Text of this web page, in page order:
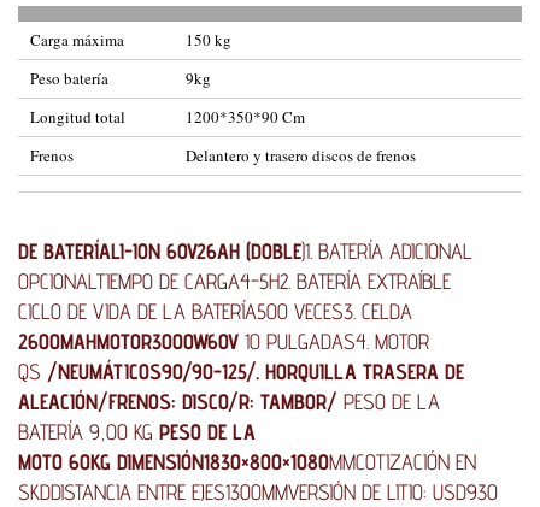
Carga máxima
150 kg
Peso batería
9kg
Longitud total
1200*350*90 Cm
Frenos
Delantero y trasero discos de frenos
DE BATERÍALI-ION 60V26AH (DOBLE)1. BATERÍA ADICIONAL
OPCIONAL TIEMPO DE CARGA4-5H2. BATERÍA EXTRAÍBLE
CICLO DE VIDA DE LA BATERÍA500 VECES3. CELDA
2600MAHMOTOR3000W60V 10 PULGADAS4. MOTOR
QS /NEUMÁTICOS90/90-125/. HORQUILLA TRASERA DE
ALEACIÓN/FRENOS: DISCO/R: TAMBOR/ PESO DE LA
BATERÍA 9,00 KG PESO DE LA
MOTO 60KG DIMENSIÓN1830×800×1080MMCOTIZACIÓN EN
SKDDISTANCIA ENTRE EJES1300MMVERSIÓN DE LITIO: USD930